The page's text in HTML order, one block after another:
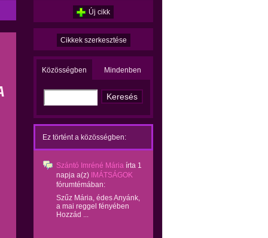
Új cikk
Cikkek szerkesztése
Közösségben Mindenben
Ez történt a közösségben:
Szántó Imréné Mária írta 1
napja a(z) IMÁTSÁGOK
fórumtémában:
Szűz Mária, édes Anyánk,
a mai reggel fényében
Hozzád ...